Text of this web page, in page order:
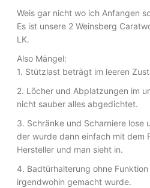
Weis gar nicht wo ich Anfangen
Es ist unsere 2 Weinsberg
LK.
Also Mängel:
1. Stützlast beträgt im leeren
2. Löcher und Abplatzungen im
nicht sauber alles abgedichtet.
3. Schränke und Scharniere lose
der wurde dann einfach mit dem
Hersteller und man sieht in.
4. Badtürhalterung ohne
irgendwohin gemacht wurde.